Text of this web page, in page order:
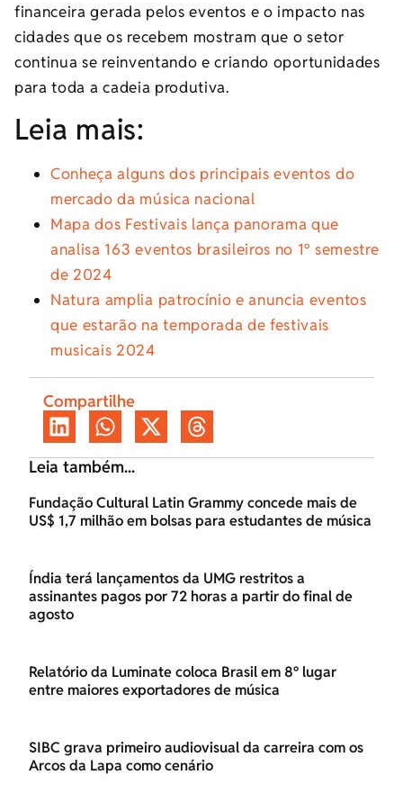
financeira gerada pelos eventos e o impacto nas
cidades que os recebem mostram que o setor
continua se reinventando e criando oportunidades
para toda a cadeia produtiva.
Leia mais:
Conheça alguns dos principais eventos do
mercado da música nacional
Mapa dos Festivais lança panorama que
analisa 163 eventos brasileiros no 1º semestre
de 2024
Natura amplia patrocínio e anuncia eventos
que estarão na temporada de festivais
musicais 2024
Compartilhe
Leia também...
Fundação Cultural Latin Grammy concede mais de
US$ 1,7 milhão em bolsas para estudantes de música
Índia terá lançamentos da UMG restritos a
assinantes pagos por 72 horas a partir do final de
agosto
Relatório da Luminate coloca Brasil em 8º lugar
entre maiores exportadores de música
SIBC grava primeiro audiovisual da carreira com os
Arcos da Lapa como cenário